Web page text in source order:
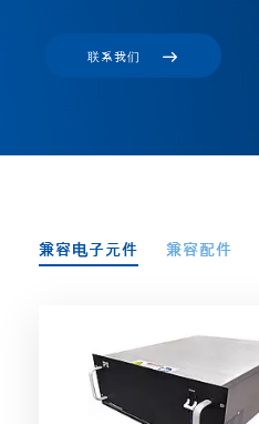
联系我们
兼容电子元件 兼容配件